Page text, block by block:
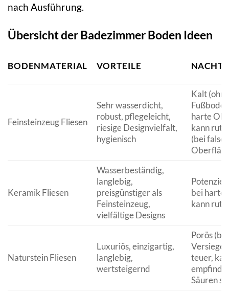
nach Ausführung.
Übersicht der Badezimmer Boden Ideen
BODENMATERIAL VORTEILE
Feinsteinzeug Fliesen
Sehr wasserdicht,
robust, pflegeleicht,
riesige Designvielfalt,
hygienisch
Kalt (ohne
harte
kann
(bei
Keramik Fliesen
Wasserbeständig,
langlebig,
preisgünstiger als
Feinsteinzeug,
vielfältige Designs
bei
kann
Naturstein Fliesen
Luxuriös, einzigartig,
langlebig,
wertsteigernd
Porös
teuer,
Säuren